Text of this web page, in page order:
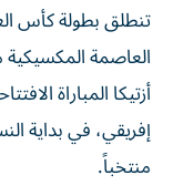
العاصمة
أزتيكا المباراة
منتخباً.